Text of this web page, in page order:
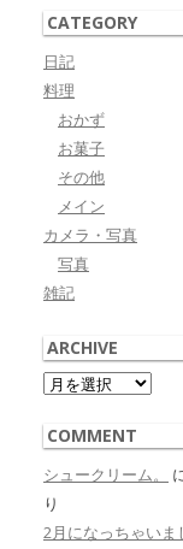
CATEGORY
日記
料理
おかず
お菓子
その他
メイン
カメラ・写真
写真
雑記
ARCHIVE
Archive
COMMENT
シュークリーム。
り
2月になっちゃいま